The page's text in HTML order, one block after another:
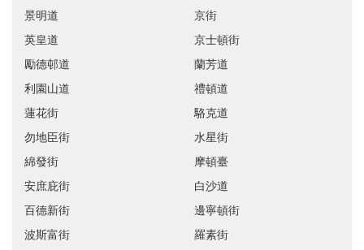
景明道
京街
英皇道
京士頓街
勵德邨道
蘭芳道
利園山道
禮頓道
蓮花街
駱克道
勿地臣街
水星街
綿發街
摩頓臺
安庶庇街
白沙道
百德新街
邊寧頓街
波斯富街
羅素街